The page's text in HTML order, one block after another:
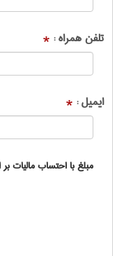
تلفن همراه : *
ایمیل : *
مبلغ با احتساب مالیات